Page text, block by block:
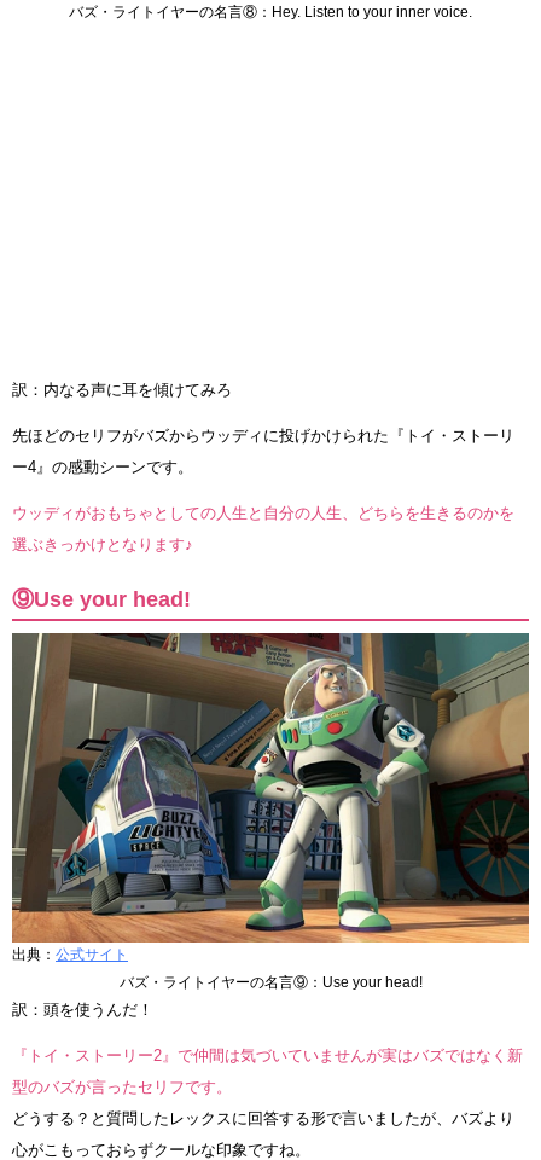
バズ・ライトイヤーの名言⑧：Hey. Listen to your inner voice.
訳：内なる声に耳を傾けてみろ
先ほどのセリフがバズからウッディに投げかけられた『トイ・ストーリ
ー4』の感動シーンです。
ウッディがおもちゃとしての人生と自分の人生、どちらを生きるのかを
選ぶきっかけとなります♪
⑨Use your head!
出典： 公式サイト
バズ・ライトイヤーの名言⑨：Use your head!
訳：頭を使うんだ！
『トイ・ストーリー2』で仲間は気づいていませんが実はバズではなく新
型のバズが言ったセリフです。
どうする？と質問したレックスに回答する形で言いましたが、バズより
心がこもっておらずクールな印象ですね。